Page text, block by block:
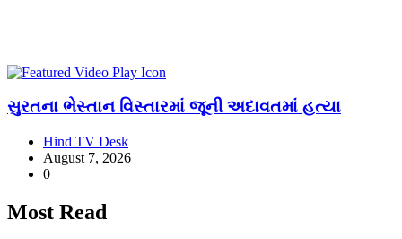
સુરતના ભેસ્તાન વિસ્તારમાં જૂની અદાવતમાં હત્યા
Hind TV Desk
August 7, 2026
0
Most Read